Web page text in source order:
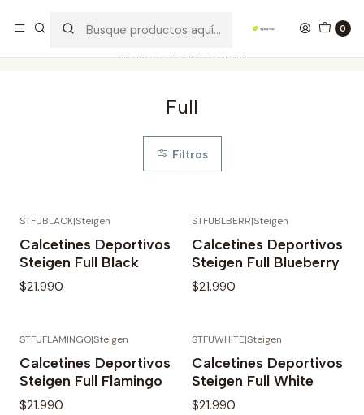
0
Inicio Calcetines Full
Full
Filtros
STFUBLACK|Steigen
Calcetines Deportivos
Steigen Full Black
$21.990
STFUBLBERR|Steigen
Calcetines Deportivos
Steigen Full Blueberry
$21.990
STFUFLAMINGO|Steigen
Calcetines Deportivos
Steigen Full Flamingo
$21.990
STFUWHITE|Steigen
Calcetines Deportivos
Steigen Full White
$21.990